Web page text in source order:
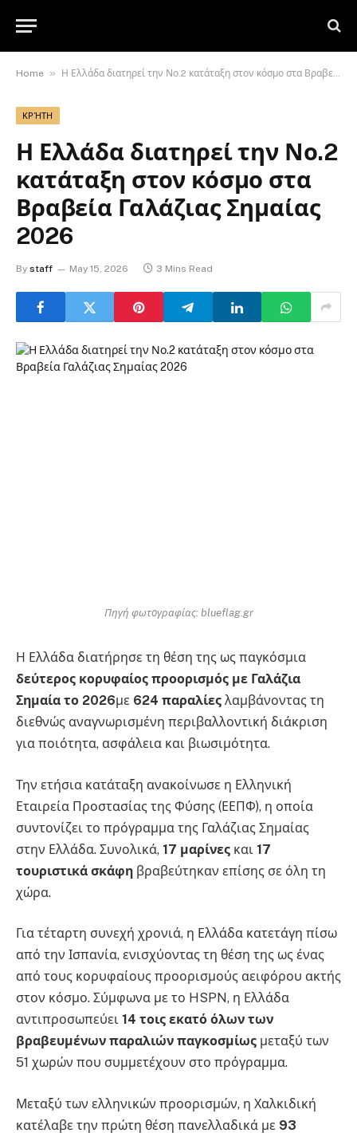
Home » Η Ελλάδα διατηρεί την Νο.2 κατάταξη στον κόσμο στα Βραβεία Γαλάζιας Σημαίας 2026
ΚΡΉΤΗ
Η Ελλάδα διατηρεί την Νο.2
κατάταξη στον κόσμο στα
Βραβεία Γαλάζιας Σημαίας
2026
By staff May 15, 2026 3 Mins Read
Πηγή φωτογραφίας: blueflag.gr
Η Ελλάδα διατήρησε τη θέση της ως παγκόσμια
δεύτερος κορυφαίος προορισμός με Γαλάζια
Σημαία το 2026με 624 παραλίες λαμβάνοντας τη
διεθνώς αναγνωρισμένη περιβαλλοντική διάκριση
για ποιότητα, ασφάλεια και βιωσιμότητα.
Την ετήσια κατάταξη ανακοίνωσε η Ελληνική
Εταιρεία Προστασίας της Φύσης (ΕΕΠΦ), η οποία
συντονίζει το πρόγραμμα της Γαλάζιας Σημαίας
στην Ελλάδα. Συνολικά, 17 μαρίνες και 17
τουριστικά σκάφη βραβεύτηκαν επίσης σε όλη τη
χώρα.
Για τέταρτη συνεχή χρονιά, η Ελλάδα κατετάγη πίσω
από την Ισπανία, ενισχύοντας τη θέση της ως ένας
από τους κορυφαίους προορισμούς αειφόρου ακτής
στον κόσμο. Σύμφωνα με το HSPN, η Ελλάδα
αντιπροσωπεύει 14 τοις εκατό όλων των
βραβευμένων παραλιών παγκοσμίως μεταξύ των
51 χωρών που συμμετέχουν στο πρόγραμμα.
Μεταξύ των ελληνικών προορισμών, η Χαλκιδική
κατέλαβε την πρώτη θέση πανελλαδικά με 93